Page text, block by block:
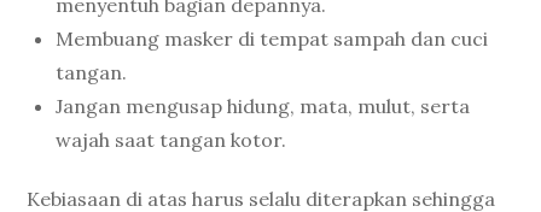
Membuang masker di tempat sampah dan cuci
tangan.
Jangan mengusap hidung, mata, mulut, serta
wajah saat tangan kotor.
Kebiasaan di atas harus selalu diterapkan sehingga